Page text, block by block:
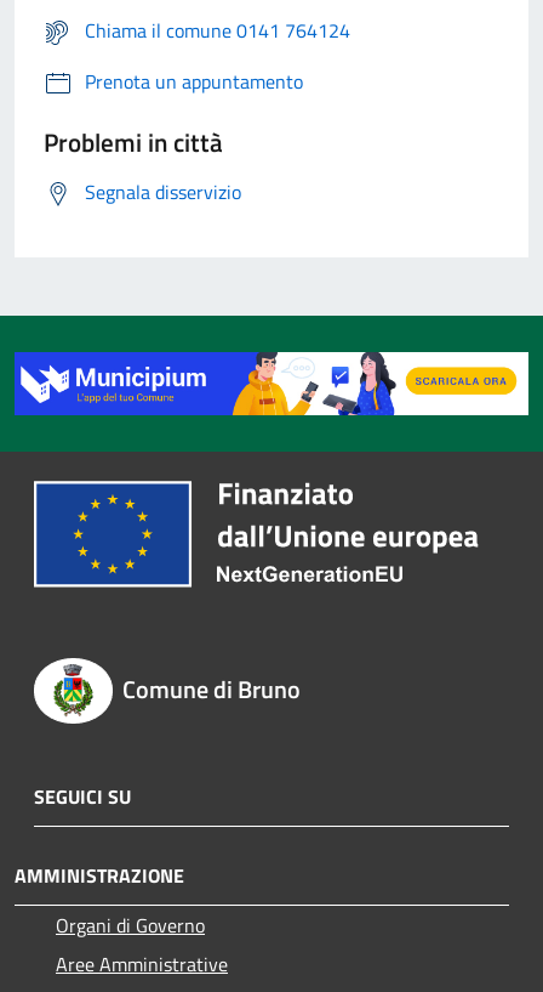
Chiama il comune 0141 764124
Prenota un appuntamento
Problemi in città
Segnala disservizio
Comune di Bruno
SEGUICI SU
AMMINISTRAZIONE
Organi di Governo
Aree Amministrative